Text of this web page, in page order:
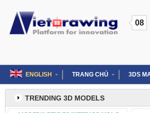
content
08
ENGLISH TRANG CHỦ 3DS
TRENDING 3D MODELS